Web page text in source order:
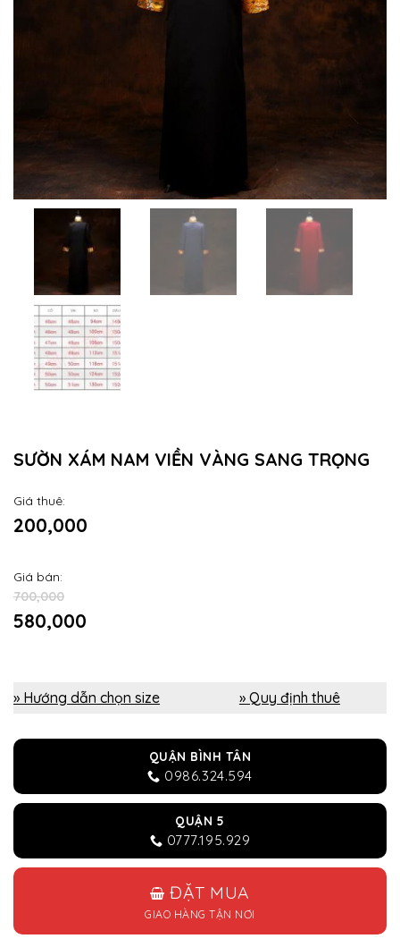
SƯỜN XÁM NAM VIỀN VÀNG SANG TRỌNG
Giá thuê:
200,000
Giá bán:
700,000
580,000
» Hướng dẫn chọn size » Quy định thuê
QUẬN BÌNH TÂN
0986.324.594
QUẬN 5
0777.195.929
ĐẶT MUA
GIAO HÀNG TẬN NƠI